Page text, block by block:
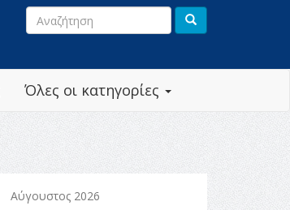
Όλες οι κατηγορίες
Αύγουστος 2026